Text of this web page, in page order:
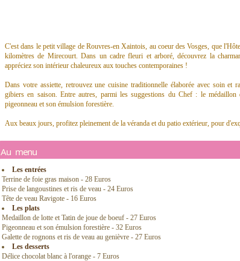
C'est dans le petit village de Rouvres-en Xaintois, au coeur des Vosges, que
kilomètres de Mirecourt. Dans un cadre fleuri et arboré, découvrez la
appréciez son intérieur chaleureux aux touches contemporaines !
Dans votre assiette, retrouvez une cuisine traditionnelle élaborée avec soin et
gibiers en saison. Entre autres, parmi les suggestions du Chef : le
pigeonneau et son émulsion forestière.
Aux beaux jours, profitez pleinement de la véranda et du patio extérieur, pour
Au menu
Les entrées
Terrine de foie gras maison - 28 Euros
Prise de langoustines et ris de veau - 24 Euros
Tête de veau Ravigote - 16 Euros
Les plats
Medaillon de lotte et Tatin de joue de boeuf - 27 Euros
Pigeonneau et son émulsion forestière - 32 Euros
Galette de rognons et ris de veau au genièvre - 27 Euros
Les desserts
Délice chocolat blanc à l'orange - 7 Euros